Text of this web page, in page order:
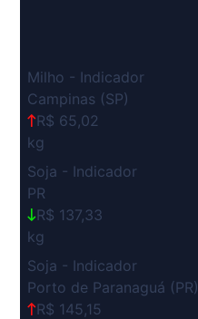
Milho - Indicador
Campinas (SP)
R$ 65,02
kg
Soja - Indicador
PR
R$ 137,33
kg
Soja - Indicador
Porto de Paranaguá (PR)
R$ 145,15